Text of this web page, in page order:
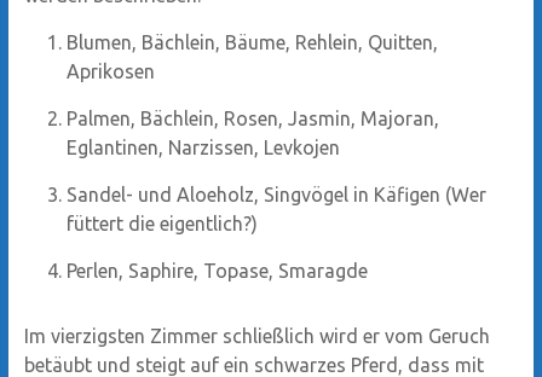
Blumen, Bächlein, Bäume, Rehlein, Quitten,
Aprikosen
Palmen, Bächlein, Rosen, Jasmin, Majoran,
Eglantinen, Narzissen, Levkojen
Sandel- und Aloeholz, Singvögel in Käfigen (Wer
füttert die eigentlich?)
Perlen, Saphire, Topase, Smaragde
Im vierzigsten Zimmer schließlich wird er vom Geruch
betäubt und steigt auf ein schwarzes Pferd, dass mit